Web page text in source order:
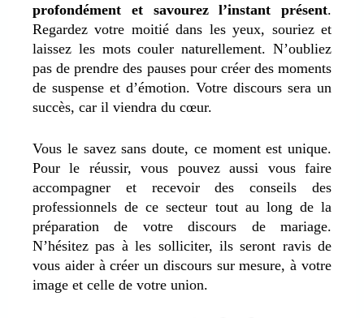
profondément et savourez l’instant présent.
Regardez votre moitié dans les yeux, souriez et
laissez les mots couler naturellement. N’oubliez
pas de prendre des pauses pour créer des moments
de suspense et d’émotion. Votre discours sera un
succès, car il viendra du cœur.
Vous le savez sans doute, ce moment est unique.
Pour le réussir, vous pouvez aussi vous faire
accompagner et recevoir des conseils des
professionnels de ce secteur tout au long de la
préparation de votre discours de mariage.
N’hésitez pas à les solliciter, ils seront ravis de
vous aider à créer un discours sur mesure, à votre
image et celle de votre union.